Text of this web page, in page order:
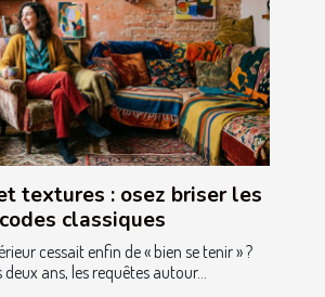
textures : osez briser les
codes classiques
cessait enfin de « bien se tenir » ?
deux ans, les requêtes autour...